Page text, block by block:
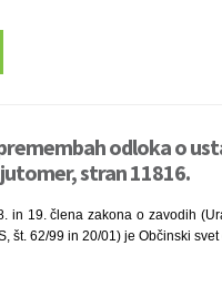
odloka o
stran 11816.
in 19. člena zakona o zavodih
št. 62/99 in 20/01) je Občinski